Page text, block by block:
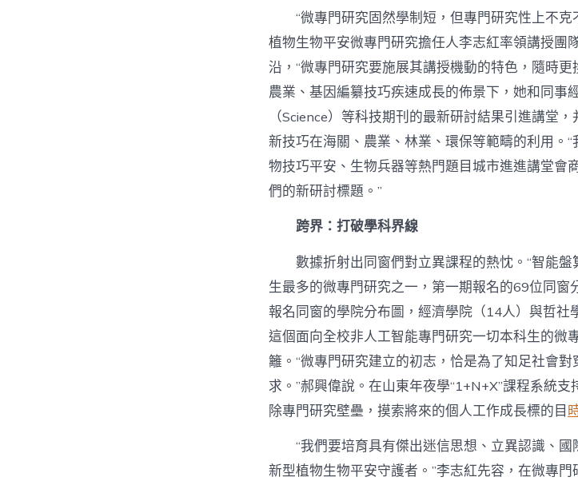
“微專門研究固然學制短，但專門研究性上不克
植物生物平安微專門研究擔任人李志紅率領講授團
沿，“微專門研究要施展其講授機動的特色，隨時
農業、基因編纂技巧疾速成長的佈景下，她和同事
（Science）等科技期刊的最新研討結果引進講堂
新技巧在海關、農業、林業、環保等範疇的利用。
物技巧平安、生物兵器等熱門題目城市進進講堂會
們的新研討標題。”
跨界：打破學科界線
數據折射出同窗們對立異課程的熱忱。“智能
生最多的微專門研究之一，第一期報名的69位同窗
報名同窗的學院分布圖，經濟學院（14人）與哲社
這個面向全校非人工智能專門研究一切本科生的微
籬。“微專門研究建立的初志，恰是為了知足社會
求。”郝興偉說。在山東年夜學“1+N+X”課程系統
除專門研究壁壘，摸索將來的個人工作成長標的目
“我們要培育具有傑出迷信思想、立異認識、
新型植物生物平安守護者。”李志紅先容，在微專